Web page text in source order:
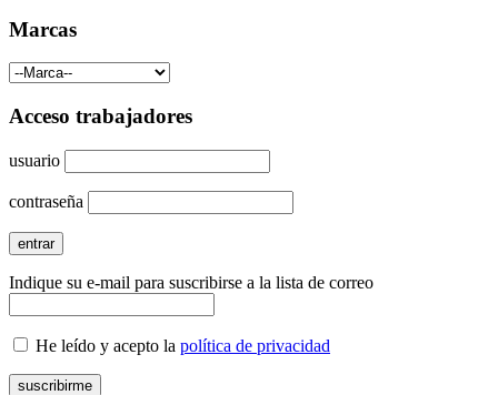
Marcas
Acceso trabajadores
usuario
contraseña
Indique su e-mail para suscribirse a la lista de correo
He leído y acepto la política de privacidad